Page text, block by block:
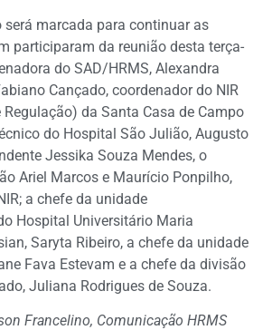
será marcada para continuar as
participaram da reunião desta terça-
do SAD/HRMS, Alexandra
Cançado, coordenador do NIR
Regulação) da Santa Casa de Campo
do Hospital São Julião, Augusto
Jessika Souza Mendes, o
Ariel Marcos e Maurício Ponpilho,
a chefe da unidade
Hospital Universitário Maria
Saryta Ribeiro, a chefe da unidade
Fava Estevam e a chefe da divisão
Juliana Rodrigues de Souza.
Francelino, Comunicação HRMS